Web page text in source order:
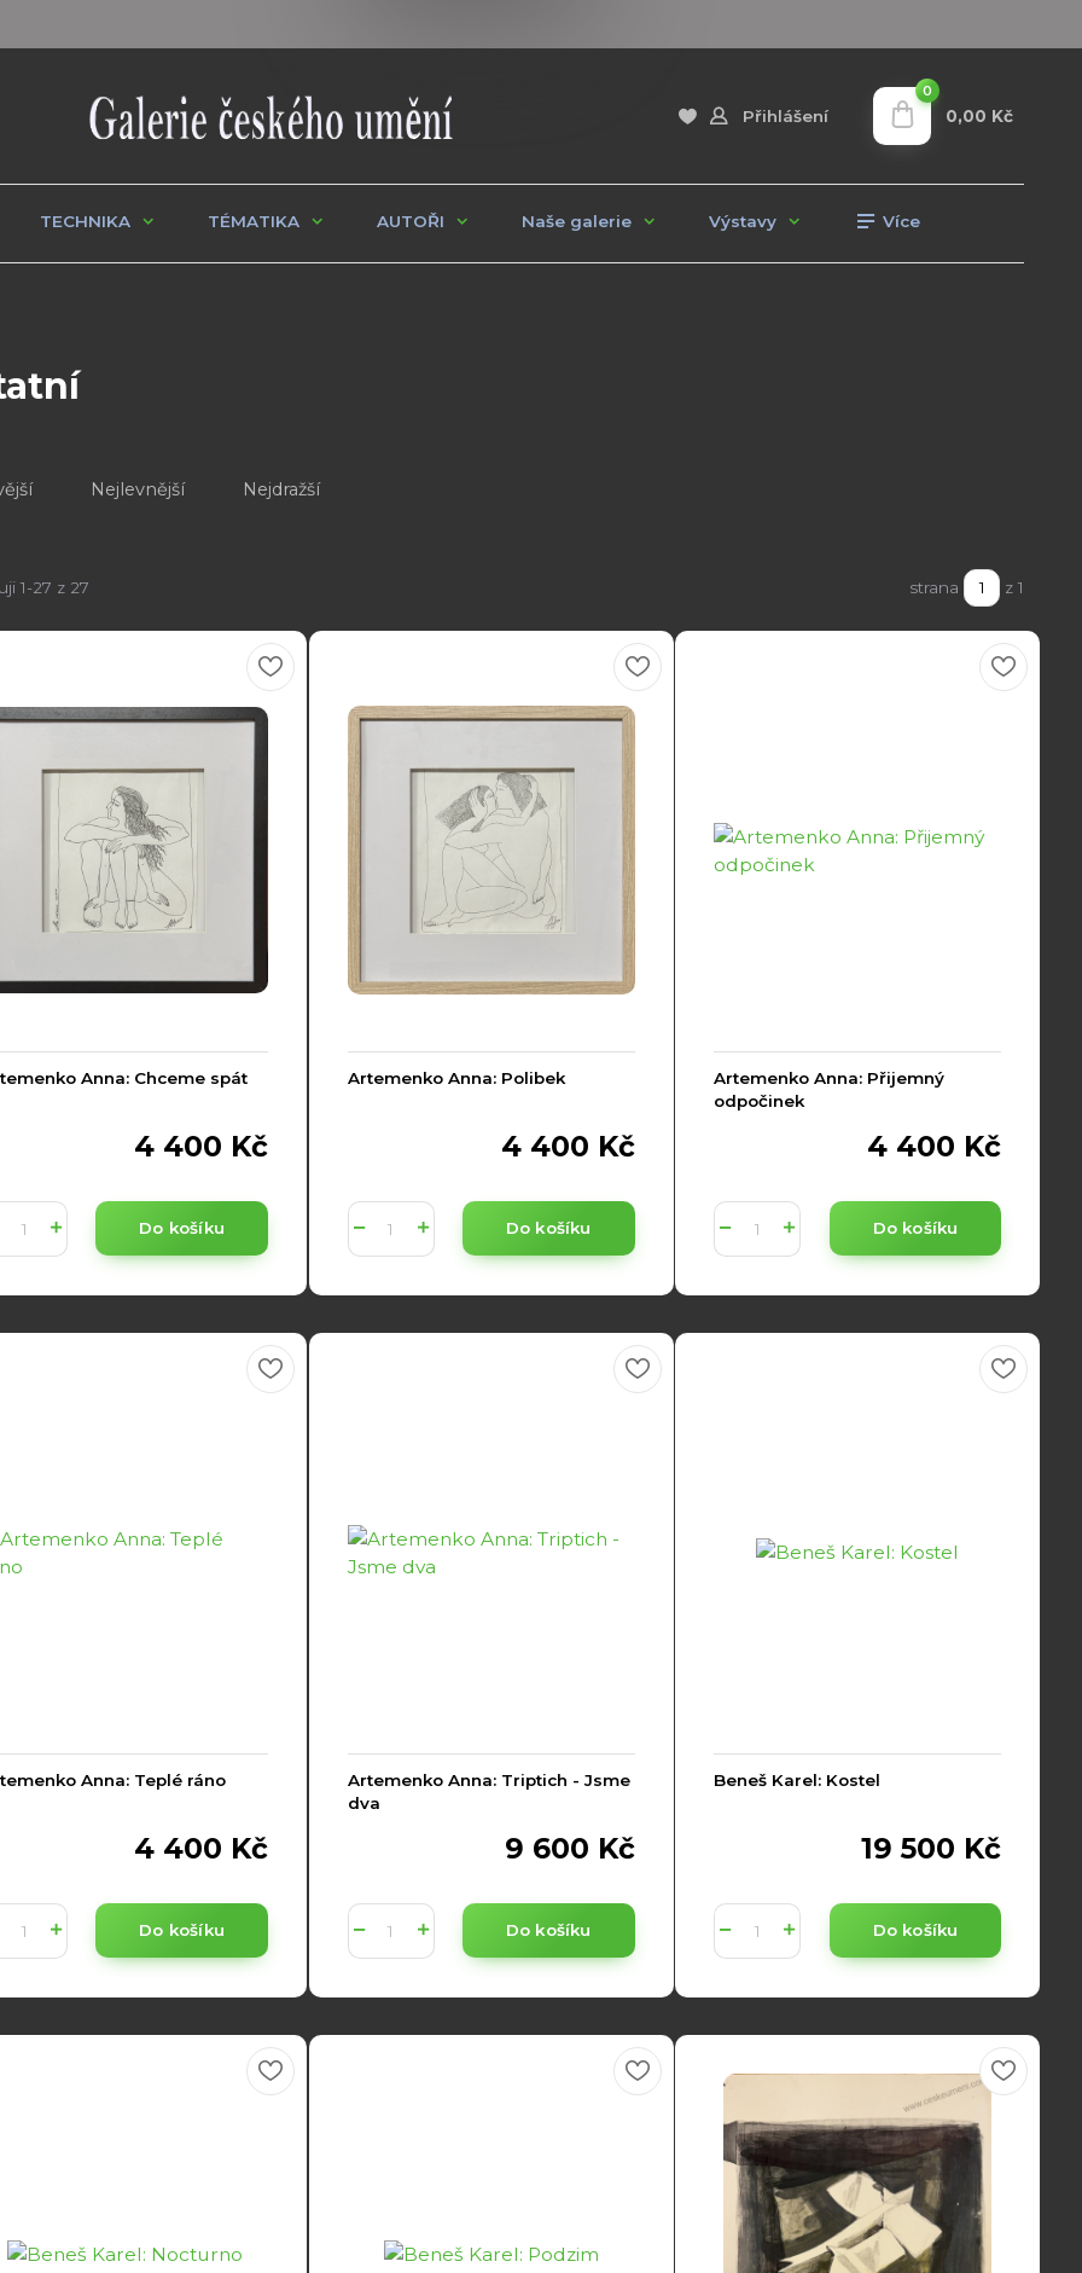
Přihlášení
0
0,00 Kč
TECHNIKA TÉMATIKA AUTOŘI Naše galerie Výstavy Více
Nejlevnější Nejdražší
1-27 z 27 strana z 1
Anna: Chceme spát
4 400 Kč
Do košíku
Artemenko Anna: Polibek
4 400 Kč
Do košíku
Artemenko Anna: Přijemný
odpočinek
4 400 Kč
Do košíku
Anna: Teplé ráno
4 400 Kč
Do košíku
Artemenko Anna: Triptich - Jsme
dva
9 600 Kč
Do košíku
Beneš Karel: Kostel
19 500 Kč
Do košíku